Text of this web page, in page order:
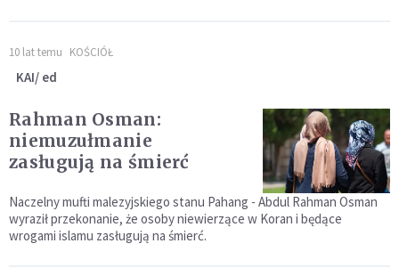
10 lat temu KOŚCIÓŁ
KAI/ ed
Rahman Osman:
niemuzułmanie
zasługują na śmierć
Naczelny mufti malezyjskiego stanu Pahang - Abdul Rahman Osman
wyraził przekonanie, że osoby niewierzące w Koran i będące
wrogami islamu zasługują na śmierć.